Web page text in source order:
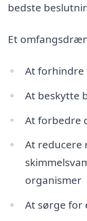
bedste
Et
At
At beskytte
At forbedre
At reducere
organismer
At sørge for